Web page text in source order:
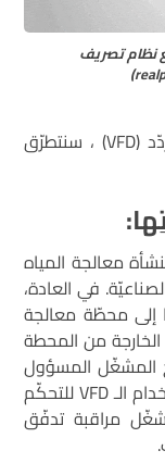
نظام تصريف
بعد أن تعرّفنا على مبدأ عمل مغيّرات التردّد (VFD) ، سنتطرّق
:
معالجة المياه
في العادة،
محطّة معالجة
الخارجة من المحطة
المشغّل المسؤول
إلى إبطاء الإمداد، ويتمّ ذلك عن طريق استخدام الـ VFD للتحكّم
مراقبة تدفّق